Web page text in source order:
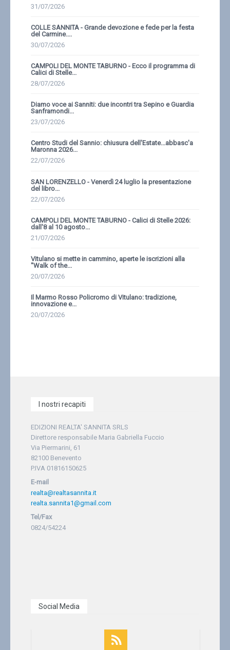
31/07/2026
COLLE SANNITA - Grande devozione e fede per la festa
del Carmine....
30/07/2026
CAMPOLI DEL MONTE TABURNO - Ecco il programma di
Calici di Stelle...
28/07/2026
Diamo voce ai Sanniti: due incontri tra Sepino e Guardia
Sanframondi...
23/07/2026
Centro Studi del Sannio: chiusura dell'Estate...abbasc'a
Maronna 2026...
22/07/2026
SAN LORENZELLO - Venerdì 24 luglio la presentazione
del libro...
22/07/2026
CAMPOLI DEL MONTE TABURNO - Calici di Stelle 2026:
dall'8 al 10 agosto...
21/07/2026
Vitulano si mette in cammino, aperte le iscrizioni alla
''Walk of the...
20/07/2026
Il Marmo Rosso Policromo di Vitulano: tradizione,
innovazione e...
20/07/2026
I nostri recapiti
EDIZIONI REALTA' SANNITA SRLS
Direttore responsabile Maria Gabriella Fuccio
Via Piermarini, 61
82100 Benevento
P.IVA 01816150625
E-mail
realta@realtasannita.it
realta.sannita1@gmail.com
Tel/Fax
0824/54224
Social Media